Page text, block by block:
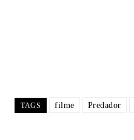
TAGS filme Predador